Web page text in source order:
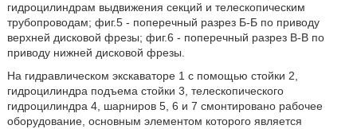
гидроцилиндрам выдвижения секций и телескопическим
трубопроводам; фиг.5 - поперечный разрез Б-Б по приводу
верхней дисковой фрезы; фиг.6 - поперечный разрез В-В по
приводу нижней дисковой фрезы.
На гидравлическом экскаваторе 1 с помощью стойки 2,
гидроцилиндра подъема стойки 3, телескопического
гидроцилиндра 4, шарниров 5, 6 и 7 смонтировано рабочее
оборудование, основным элементом которого является